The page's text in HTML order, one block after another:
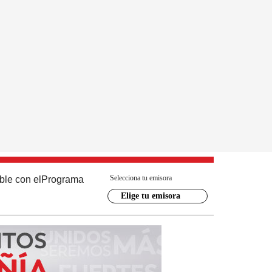
con el Programa Selecciona tu emisora
Elige tu emisora